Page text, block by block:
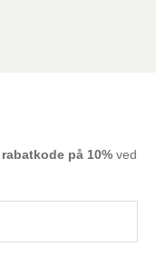
1234
rabatkode på 10% ved